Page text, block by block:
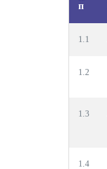
п
1.1
1.2
1.3
1.4